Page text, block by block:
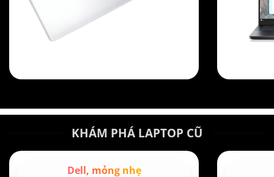
KHÁM PHÁ LAPTOP CŨ
Dell, mỏng nhẹ